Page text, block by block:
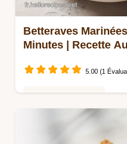
Betteraves
Minutes | Recette
5.00 (1
Découvrez notre recette